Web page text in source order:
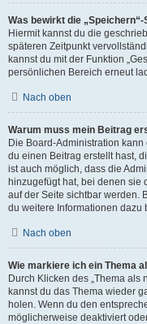
Was bewirkt die
Hiermit kannst du die
späteren Zeitpunkt
kannst du mit der Funktion
persönlichen Bereich erneut
Nach oben
Warum muss mein Beitrag
Die Board-Administration
du einen Beitrag erstellt hast,
ist auch möglich, dass die
hinzugefügt hat, bei denen sie
auf der Seite sichtbar werden.
du weitere Informationen dazu
Nach oben
Wie markiere ich ein Thema
Durch Klicken des „Thema als
kannst du das Thema wieder
holen. Wenn du den
möglicherweise deaktiviert